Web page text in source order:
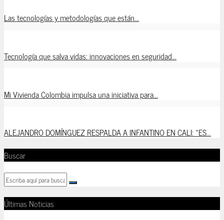
Las tecnologías y metodologías que están...
Tecnología que salva vidas: innovaciones en seguridad...
Mi Vivienda Colombia impulsa una iniciativa para...
ALEJANDRO DOMÍNGUEZ RESPALDA A INFANTINO EN CALI: «ES...
Buscar
Últimas Noticias